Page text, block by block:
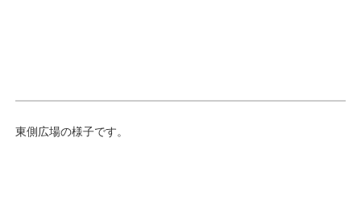
東側広場の様子です。